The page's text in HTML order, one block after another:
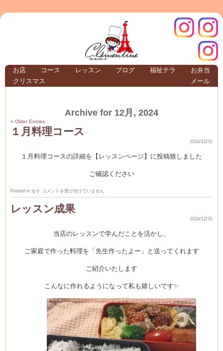
クレモンティーヌ –
新百合ヶ丘の料理教
お店 コース レッスン ブログ 福祉テラ
お弁当
クリスマス
メール
インス
クレモ
Archive for 12月, 2024
« Older Entries
１月料理コース
2024/12/31
１月料理コースの詳細を【レッスンページ】に投稿致しました
ご確認ください
Posted in セド １
月
コ
コメントを受け付けていません
レッスン成果
2024/12/31
当店のレッスンで学んだことを活かし、
ご家庭で作った料理を「先生作ったよー」と送ってくれます
ご紹介いたします
こんなに作れるようになって私も嬉しいです✨